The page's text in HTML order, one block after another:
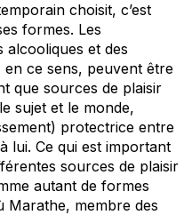
choisit, c’est
formes. Les
alcooliques et des
ce sens, peuvent être
que sources de plaisir
sujet et le monde,
protectrice entre
lui. Ce qui est important
sources de plaisir
autant de formes
Marathe, membre des